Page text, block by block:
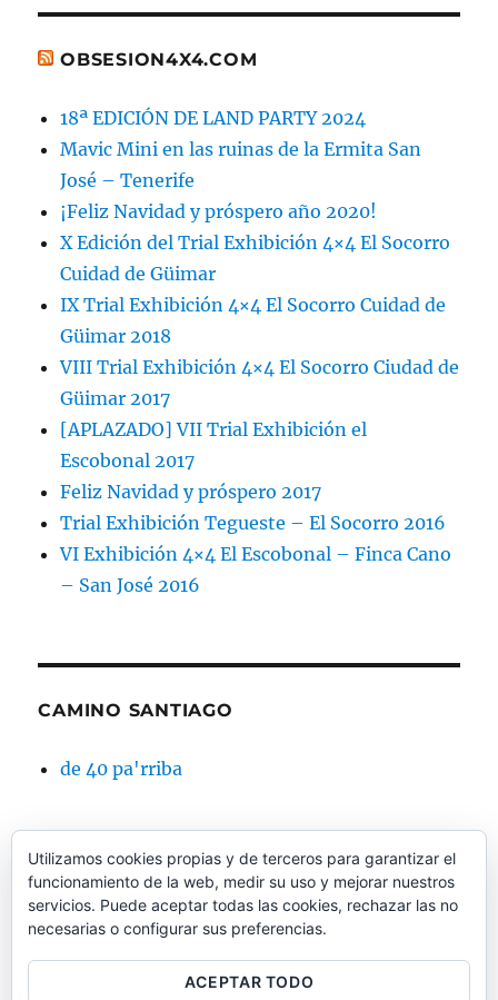
OBSESION4X4.COM
18ª EDICIÓN DE LAND PARTY 2024
Mavic Mini en las ruinas de la Ermita San
José – Tenerife
¡Feliz Navidad y próspero año 2020!
X Edición del Trial Exhibición 4×4 El Socorro
Cuidad de Güimar
IX Trial Exhibición 4×4 El Socorro Cuidad de
Güimar 2018
VIII Trial Exhibición 4×4 El Socorro Ciudad de
Güimar 2017
[APLAZADO] VII Trial Exhibición el
Escobonal 2017
Feliz Navidad y próspero 2017
Trial Exhibición Tegueste – El Socorro 2016
VI Exhibición 4×4 El Escobonal – Finca Cano
– San José 2016
CAMINO SANTIAGO
de 40 pa'rriba
CAMINO SANTIAGO BTT
www.bicigrino.com
Utilizamos cookies propias y de terceros para garantizar el
funcionamiento de la web, medir su uso y mejorar nuestros
servicios. Puede aceptar todas las cookies, rechazar las no
necesarias o configurar sus preferencias.
ACEPTAR TODO